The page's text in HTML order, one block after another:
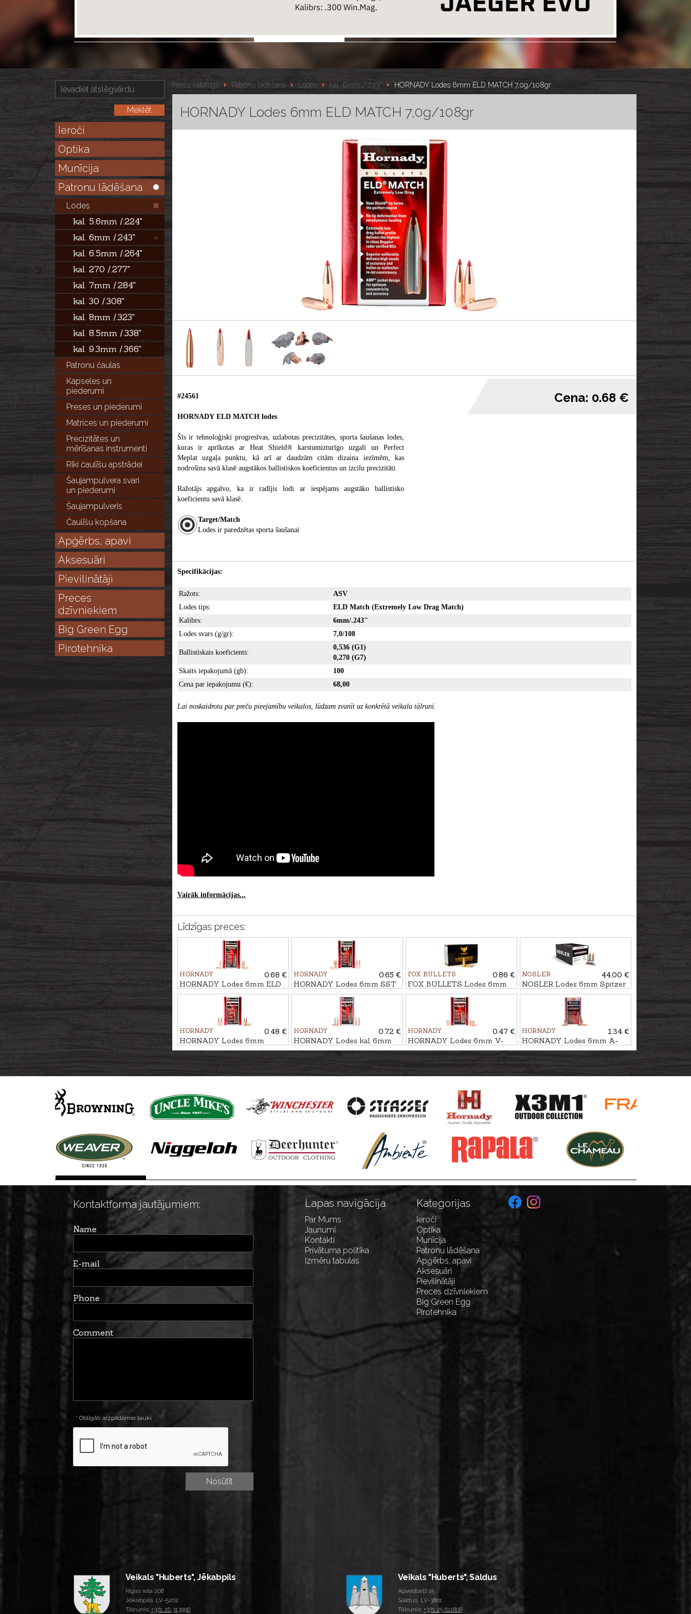
Ieroči
Optika
Munīcija
Patronu lādēšana
Lodes
kal. 5.6mm /.224"
kal. 6mm /.243"
kal. 6.5mm /.264"
kal. 270 /.277"
kal. 7mm /.284"
kal. 30 /.308"
kal. 8mm /.323"
kal. 8.5mm /.338"
kal. 9.3mm /.366"
Patronu čaulas
Kapseles un
piederumi
Preses un piederumi
Matrices un piederumi
Precizitātes un
mērīšanas instrumenti
Rīki čaulīšu apstrādei
Šaujampulvera svari
un piederumi
Šaujampulveris
Čaulīšu kopšana
Apģērbs, apavi
Aksesuāri
Pievilinātāji
Preces
dzīvniekiem
Big Green Egg
Pirotehnika
Preču katalogs Patronu lādēšana Lodes kal. 6mm /.243" HORNADY Lodes 6mm ELD MATCH 7,0g/108gr
HORNADY Lodes 6mm ELD MATCH 7,0g/108gr
#24561
HORNADY ELD MATCH lodes
Šīs ir tehnoloģiski progresīvas, uzlabotas precizitātes, sporta šaušanas lodes,
kuras ir aprīkotas ar Heat Shield® karstumizturīgo uzgali un Perfect
Meplat uzgaļa punktu, kā arī ar daudzām citām dizaina iezīmēm, kas
nodrošina savā klasē augstākos ballistiskos koeficientus un izcilu precizitāti.
Ražotājs apgalvo, ka ir radījis lodi ar iespējams augstāko ballistisko
koeficientu savā klasē.
Target/Match
Lodes ir paredzētas sporta šaušanai
Cena: 0.68 €
Specifikācijas:
Ražots:
ASV
Lodes tips:
ELD Match (Extremely Low Drag Match)
Kalibrs:
6mm/.243"
Lodes svars (g/gr):
7,0/108
Ballistiskais koeficients:
0,536 (G1)
0,270 (G7)
Skaits iepakojumā (gb):
100
Cena par iepakojumu (€):
68,00
Lai noskaidrotu par preču pieejamību veikalos, lūdzam zvanīt uz konkrētā veikala tālruni.
Vairāk informācijas...
Līdzīgas preces:
HORNADY
0.68 €
HORNADY Lodes 6mm ELD
MATCH 7,0g/108gr
HORNADY
0.65 €
HORNADY Lodes 6mm SST
6,2g/95gr
FOX BULLETS
0.86 €
FOX BULLETS Lodes 6mm
FCH 5,2g/80gr - bezsvina
NOSLER
44.00 €
NOSLER Lodes 6mm Spitzer
AccuBond 5,8g/90gr
HORNADY
0.48 €
HORNADY Lodes 6mm
BTSP IL 6,5g/100gr
HORNADY
0.72 €
HORNADY Lodes kal. 6mm
ELD-VT 5,2g/80gr
HORNADY
0.47 €
HORNADY Lodes 6mm V-
MAX 5,6g/87gr
HORNADY
1.34 €
HORNADY Lodes 6mm A-
TIP MATCH 7,13g/110gr
Kontaktforma jautājumiem:
Name
E-mail
Phone
Comment
* Obligāti aizpildāmie lauki
Lapas navigācija
Par Mums
Jaunumi
Kontakti
Privātuma politika
Izmēru tabulas
Kategorijas
Ieroči
Optika
Munīcija
Patronu lādēšana
Apģērbs, apavi
Aksesuāri
Pievilinātāji
Preces dzīvniekiem
Big Green Egg
Pirotehnika
Veikals "Huberts", Jēkabpils
Rīgas iela 208
Jēkabpils, LV-5202
Tālrunis: +371 26 313996
Veikals "Huberts", Saldus
Apvedceļš 15
Saldus, LV-3801
Tālrunis: +371 25 611808